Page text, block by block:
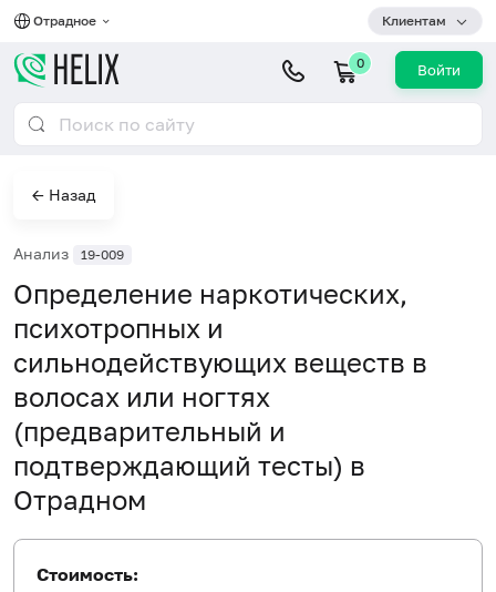
Отрадное Клиентам
0 Войти
← Назад
Анализ 19-009
Определение наркотических,
психотропных и
сильнодействующих веществ в
волосах или ногтях
(предварительный и
подтверждающий тесты) в
Отрадном
Стоимость: